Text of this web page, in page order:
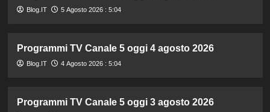
Blog.IT 5 Agosto 2026 : 5:04
Programmi TV Canale 5 oggi 4 agosto 2026
Blog.IT 4 Agosto 2026 : 5:04
Programmi TV Canale 5 oggi 3 agosto 2026